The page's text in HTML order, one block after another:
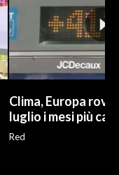
Clima, Europa
luglio i mesi più
Red